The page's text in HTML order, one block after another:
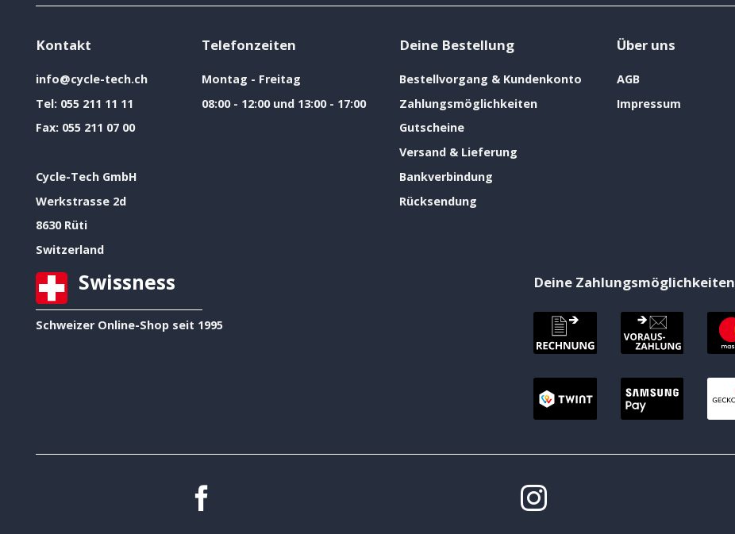
Kontakt
info@cycle-tech.ch
Tel: 055 211 11 11
Fax: 055 211 07 00
Cycle-Tech GmbH
Werkstrasse 2d
8630 Rüti
Switzerland
Telefonzeiten
Montag - Freitag
08:00 - 12:00 und 13:00 - 17:00
Deine Bestellung
Bestellvorgang & Kundenkonto
Zahlungsmöglichkeiten
Gutscheine
Versand & Lieferung
Bankverbindung
Rücksendung
Über uns
AGB
Impressum
Swissness
Schweizer Online-Shop seit 1995
Deine Zahlungsmöglichkeiten